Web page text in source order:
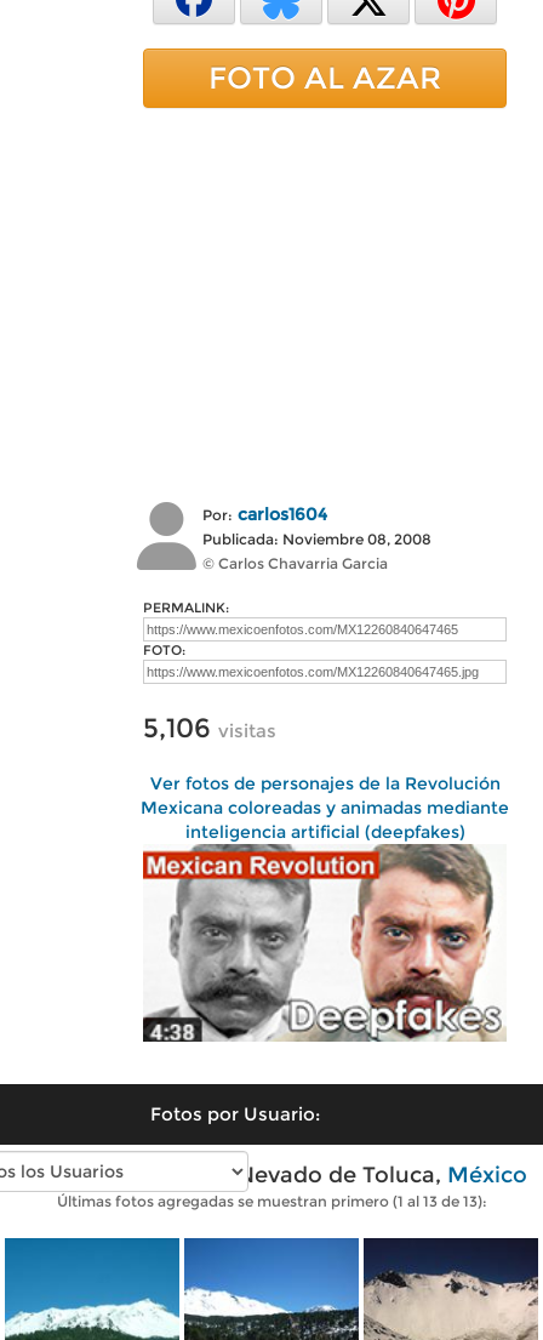
FOTO AL AZAR
Por: carlos1604
Publicada: Noviembre 08, 2008
© Carlos Chavarria Garcia
PERMALINK:
FOTO:
5,106 visitas
Ver fotos de personajes de la Revolución
Mexicana coloreadas y animadas mediante
inteligencia artificial (deepfakes)
Fotos por Usuario:
Fotos modernas de Nevado de Toluca, México
Últimas fotos agregadas se muestran primero (1 al 13 de 13):